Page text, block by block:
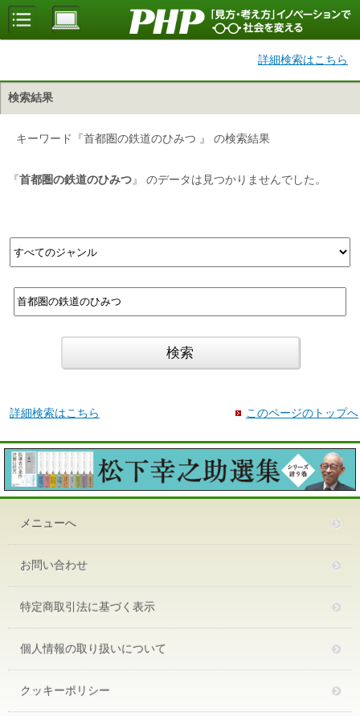
詳細検索はこちら
検索結果
キーワード『首都圏の鉄道のひみつ 』 の検索結果
『首都圏の鉄道のひみつ』 のデータは見つかりませんでした。
詳細検索はこちら このページのトップへ
メニューへ
お問い合わせ
特定商取引法に基づく表示
個人情報の取り扱いについて
クッキーポリシー